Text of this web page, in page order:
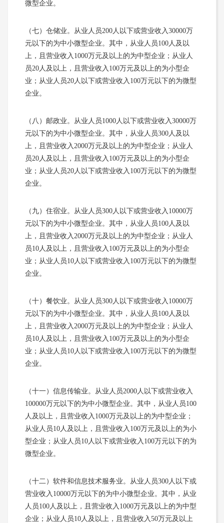
微型企业。
（七）仓储业。从业人员200人以下或营业收入30000万
元以下的为中小微型企业。其中，从业人员100人及以
上，且营业收入1000万元及以上的为中型企业；从业人
员20人及以上，且营业收入100万元及以上的为小型企
业；从业人员20人以下或营业收入100万元以下的为微型
企业。
（八）邮政业。从业人员1000人以下或营业收入30000万
元以下的为中小微型企业。其中，从业人员300人及以
上，且营业收入2000万元及以上的为中型企业；从业人
员20人及以上，且营业收入100万元及以上的为小型企
业；从业人员20人以下或营业收入100万元以下的为微型
企业。
（九）住宿业。从业人员300人以下或营业收入10000万
元以下的为中小微型企业。其中，从业人员100人及以
上，且营业收入2000万元及以上的为中型企业；从业人
员10人及以上，且营业收入100万元及以上的为小型企
业；从业人员10人以下或营业收入100万元以下的为微型
企业。
（十）餐饮业。从业人员300人以下或营业收入10000万
元以下的为中小微型企业。其中，从业人员100人及以
上，且营业收入2000万元及以上的为中型企业；从业人
员10人及以上，且营业收入100万元及以上的为小型企
业；从业人员10人以下或营业收入100万元以下的为微型
企业。
（十一）信息传输业。从业人员2000人以下或营业收入
100000万元以下的为中小微型企业。其中，从业人员100
人及以上，且营业收入1000万元及以上的为中型企业；
从业人员10人及以上，且营业收入100万元及以上的为小
型企业；从业人员10人以下或营业收入100万元以下的为
微型企业。
（十二）软件和信息技术服务业。从业人员300人以下或
营业收入10000万元以下的为中小微型企业。其中，从业
人员100人及以上，且营业收入1000万元及以上的为中型
企业；从业人员10人及以上，且营业收入50万元及以上